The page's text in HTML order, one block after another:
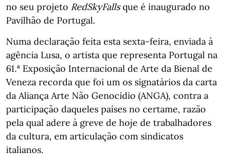
no seu projeto RedSkyFallsque é inaugurado no
Pavilhão de Portugal.
Numa declaração feita esta sexta-feira, enviada à
agência Lusa, o artista que representa Portugal na
61.ª Exposição Internacional de Arte da Bienal de
Veneza recorda que foi um os signatários da carta
da Aliança Arte Não Genocídio (ANGA), contra a
participação daqueles países no certame, razão
pela qual adere à greve de hoje de trabalhadores
da cultura, em articulação com sindicatos
italianos.